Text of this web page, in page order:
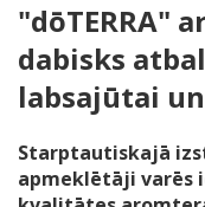
"dōTERRA"
dabisks
labsajūtai
Starptautiskajā
apmeklētāji varēs